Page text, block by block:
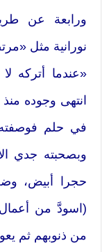
ورابعة عن
نورانية مثل
«عندما أتركه
انتهى وجوده
في حلم
وبصحبته جدي
حجرا أبيض،
(اسودَّ من أعمال
من ذنوبهم ثم